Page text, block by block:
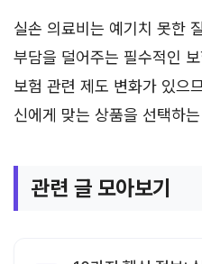
실손 의료비는 예기치 못한
부담을 덜어주는 필수적인
보험 관련 제도 변화가 있으
신에게 맞는 상품을 선택하
관련 글 모아보기